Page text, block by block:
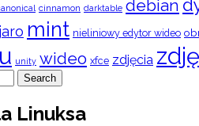
cinnamon darktable debian
mint nieliniowy edytor wideo
unity wideo xfce zdjęcia
Search
Linuksa